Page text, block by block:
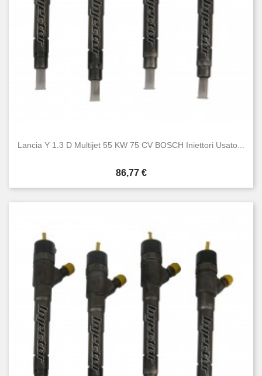
Lancia Y 1.3 D Multijet 55 KW 75 CV BOSCH Iniettori Usato...
Prezzo
86,77 €